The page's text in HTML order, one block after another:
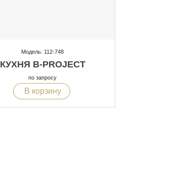
Модель: 112-748
КУХНЯ B-PROJECT
по запросу
В корзину